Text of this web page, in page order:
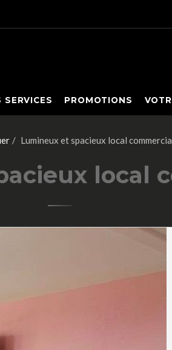
SERVICES PROMOTIONS
Lumineux et spacieux local
local